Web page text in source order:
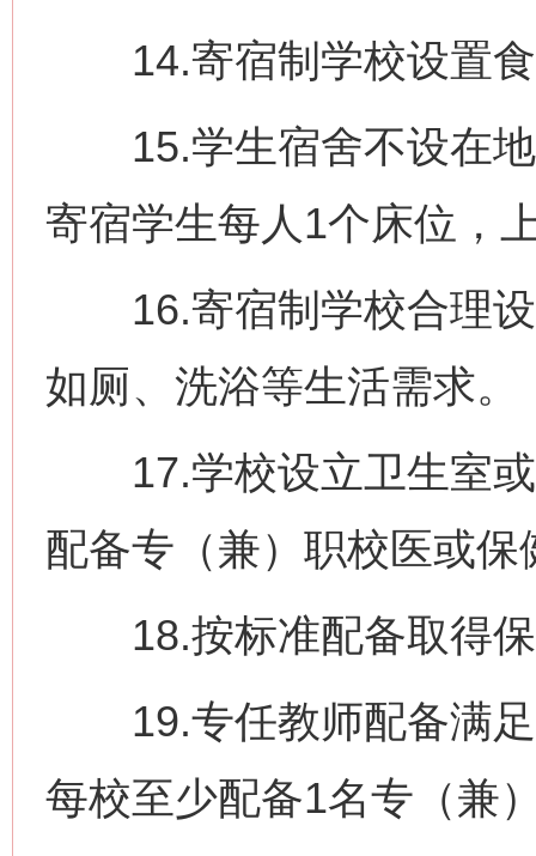
14.寄宿制学校设置
15.学生宿舍不设在地
寄宿学生每人1个床位，
16.寄宿制学校合理设
如厕、洗浴等生活需求。
17.学校设立卫生室或
配备专（兼）职校医或保
18.按标准配备取得保
19.专任教师配备满足
每校至少配备1名专（兼